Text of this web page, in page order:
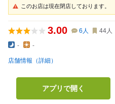
このお店は現在閉店しております。
3.00 6 人 44人
- -
店舗情報（詳細）
アプリで開く